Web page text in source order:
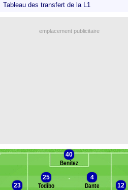
Tableau des transfert de la L1
emplacement publicitaire
40
Benítez
25
Todibo
4
Dante
23
12